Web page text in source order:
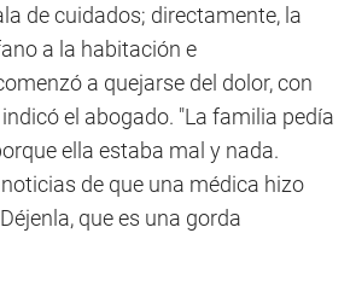
de cuidados; directamente, la
a la habitación e
a quejarse del dolor, con
el abogado. "La familia pedía
ella estaba mal y nada.
de que una médica hizo
que es una gorda